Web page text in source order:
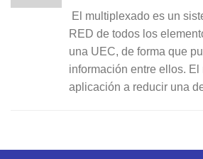
El multiplexado es un
RED de todos los
una UEC, de forma que
información entre ellos.
aplicación a reducir una